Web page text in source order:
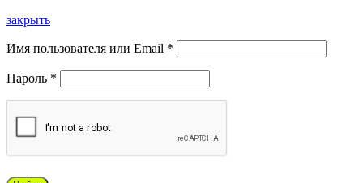
закрыть
Имя пользователя или Email *
Пароль *